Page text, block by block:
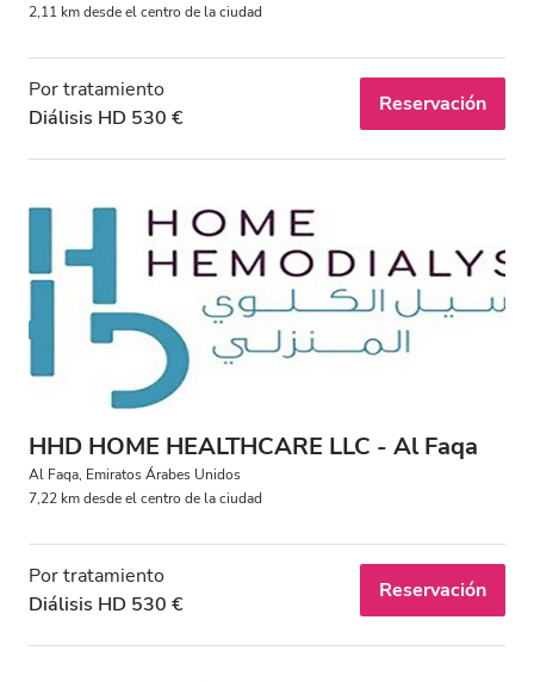
2,11 km desde el centro de la ciudad
Por tratamiento
Diálisis HD 530 €
Reservación
HHD HOME HEALTHCARE LLC - Al Faqa
Al Faqa, Emiratos Árabes Unidos
7,22 km desde el centro de la ciudad
Por tratamiento
Diálisis HD 530 €
Reservación